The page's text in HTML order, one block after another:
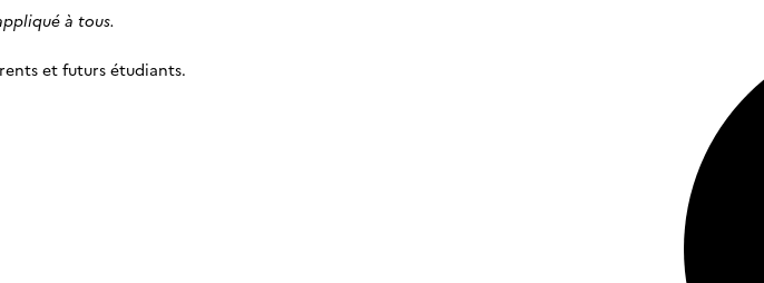
à tous.
et futurs étudiants.